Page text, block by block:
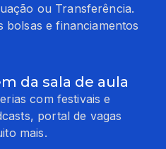
ou Transferência.
bolsas e financiamentos
da sala de aula
com festivais e
portal de vagas
mais.